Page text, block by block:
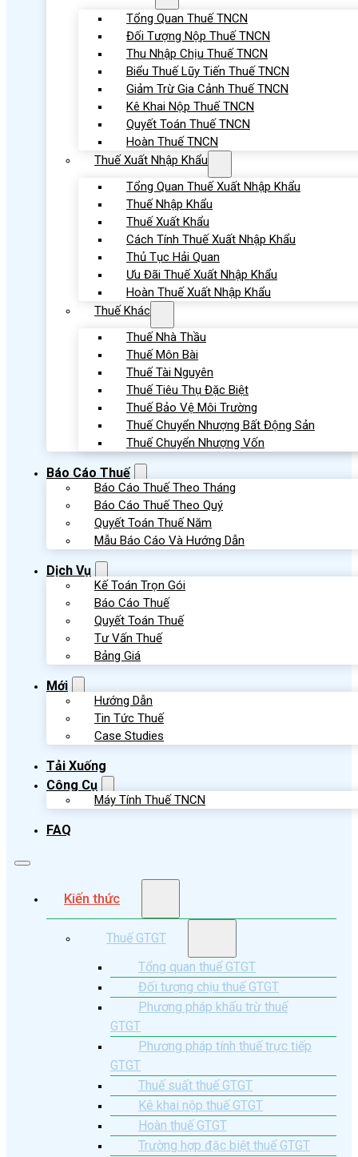
Tổng Quan Thuế TNCN
Đối Tượng Nộp Thuế TNCN
Thu Nhập Chịu Thuế TNCN
Biểu Thuế Lũy Tiến Thuế TNCN
Giảm Trừ Gia Cảnh Thuế TNCN
Kê Khai Nộp Thuế TNCN
Quyết Toán Thuế TNCN
Hoàn Thuế TNCN
Thuế Xuất Nhập Khẩu
Tổng Quan Thuế Xuất Nhập Khẩu
Thuế Nhập Khẩu
Thuế Xuất Khẩu
Cách Tính Thuế Xuất Nhập Khẩu
Thủ Tục Hải Quan
Ưu Đãi Thuế Xuất Nhập Khẩu
Hoàn Thuế Xuất Nhập Khẩu
Thuế Khác
Thuế Nhà Thầu
Thuế Môn Bài
Thuế Tài Nguyên
Thuế Tiêu Thụ Đặc Biệt
Thuế Bảo Vệ Môi Trường
Thuế Chuyển Nhượng Bất Động Sản
Thuế Chuyển Nhượng Vốn
Báo Cáo Thuế
Báo Cáo Thuế Theo Tháng
Báo Cáo Thuế Theo Quý
Quyết Toán Thuế Năm
Mẫu Báo Cáo Và Hướng Dẫn
Dịch Vụ
Kế Toán Trọn Gói
Báo Cáo Thuế
Quyết Toán Thuế
Tư Vấn Thuế
Bảng Giá
Mới
Hướng Dẫn
Tin Tức Thuế
Case Studies
Tải Xuống
Công Cụ
Máy Tính Thuế TNCN
FAQ
Kiến thức
Thuế GTGT
Tổng quan thuế GTGT
Đối tượng chịu thuế GTGT
Phương pháp khấu trừ thuế
GTGT
Phương pháp tính thuế trực tiếp
GTGT
Thuế suất thuế GTGT
Kê khai nộp thuế GTGT
Hoàn thuế GTGT
Trường hợp đặc biệt thuế GTGT